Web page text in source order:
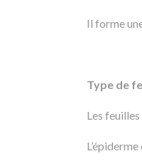
Il forme
Type de
Les